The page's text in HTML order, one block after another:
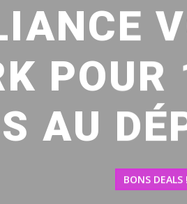
AU
BONS DEALS !